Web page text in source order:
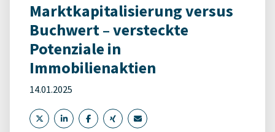
Marktkapitalisierung versus
Buchwert – versteckte
Potenziale in
Immobilienaktien
14.01.2025